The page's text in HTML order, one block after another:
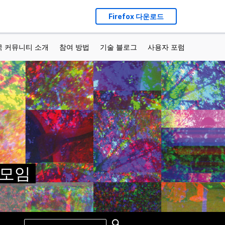
Firefox 다운로드
커뮤니티 소개 참여 방법 기술 블로그 사용자 포럼
임
Search